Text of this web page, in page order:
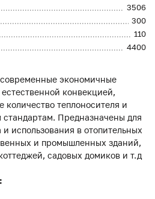
3506
300
110
4400
экономичные
конвекцией,
теплоносителя и
Предназначены для
использования в отопительных
и промышленных зданий,
садовых домиков и т.д